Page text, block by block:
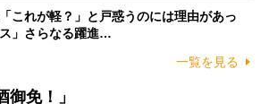
これが軽？」と戸惑うのには理由があっ
」さらなる躍進…
一覧を見る
御免！」